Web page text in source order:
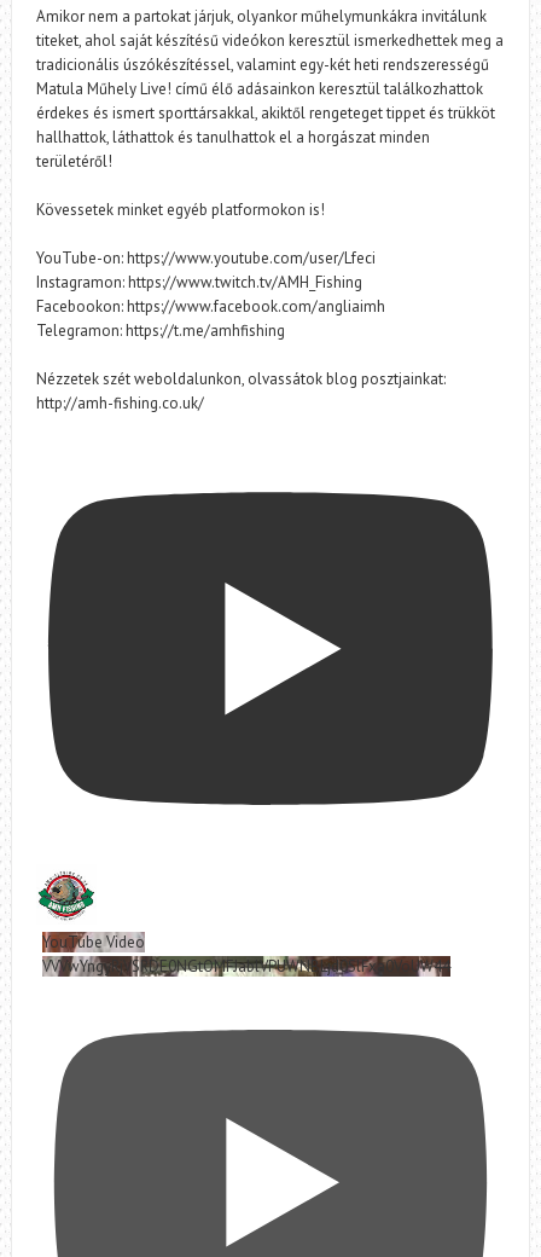
Amikor nem a partokat járjuk, olyankor műhelymunkákra invitálunk
titeket, ahol saját készítésű videókon keresztül ismerkedhettek meg a
tradicionális úszókészítéssel, valamint egy-két heti rendszerességű
Matula Műhely Live! című élő adásainkon keresztül találkozhattok
érdekes és ismert sporttársakkal, akiktől rengeteget tippet és trükköt
hallhattok, láthattok és tanulhattok el a horgászat minden
területéről!
Kövessetek minket egyéb platformokon is!
YouTube-on: https://www.youtube.com/user/Lfeci
Instagramon: https://www.twitch.tv/AMH_Fishing
Facebookon: https://www.facebook.com/angliaimh
Telegramon: https://t.me/amhfishing
Nézzetek szét weboldalunkon, olvassátok blog posztjainkat:
http://amh-fishing.co.uk/
YouTube Video
VVVwYngyRjVSRDE0NGtOMFJablVPUWNBLjd0SlFxa0VoUW44